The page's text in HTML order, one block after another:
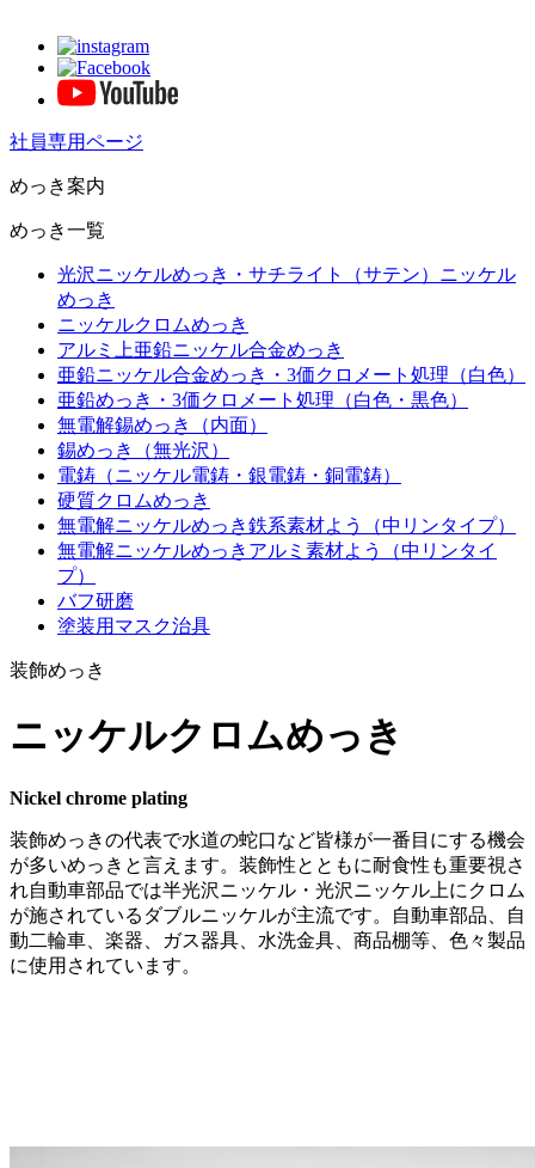
社員専用ページ
めっき案内
めっき一覧
光沢ニッケルめっき・サチライト（サテン）ニッケル
めっき
ニッケルクロムめっき
アルミ上亜鉛ニッケル合金めっき
亜鉛ニッケル合金めっき・3価クロメート処理（白色）
亜鉛めっき・3価クロメート処理（白色・黒色）
無電解錫めっき（内面）
錫めっき（無光沢）
電鋳（ニッケル電鋳・銀電鋳・銅電鋳）
硬質クロムめっき
無電解ニッケルめっき鉄系素材よう（中リンタイプ）
無電解ニッケルめっきアルミ素材よう（中リンタイ
プ）
バフ研磨
塗装用マスク治具
装飾めっき
ニッケルクロムめっき
Nickel chrome plating
装飾めっきの代表で水道の蛇口など皆様が一番目にする機会
が多いめっきと言えます。装飾性とともに耐食性も重要視さ
れ自動車部品では半光沢ニッケル・光沢ニッケル上にクロム
が施されているダブルニッケルが主流です。自動車部品、自
動二輪車、楽器、ガス器具、水洗金具、商品棚等、色々製品
に使用されています。